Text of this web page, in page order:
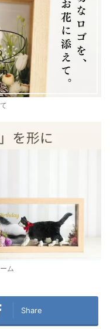
ム
Share